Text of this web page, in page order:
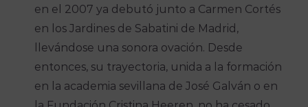
en el 2007 ya debutó junto a Carmen Cortés
en los Jardines de Sabatini de Madrid,
llevándose una sonora ovación. Desde
entonces, su trayectoria, unida a la formación
en la academia sevillana de José Galván o en